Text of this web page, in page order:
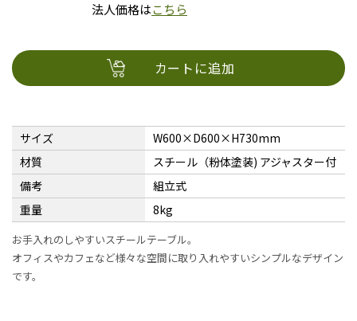
法人価格はこちら
カートに追加
サイズ
W600×D600×H730mm
材質
スチール（粉体塗装) アジャスター付
備考
組立式
重量
8kg
お手入れのしやすいスチールテーブル。
オフィスやカフェなど様々な空間に取り入れやすいシンプルなデザイン
です。